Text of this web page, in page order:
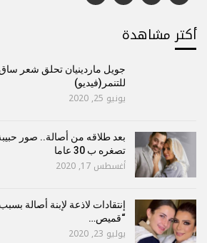
أكتر مشاهدة
جويل ماردينيان تحلق شعر ساق
للتنمر(فيديو)
يونيو 25, 2020
بعد طلاقه من أصالة.. صور
تصغره ب 30 عاما
أغسطس 17, 2020
إنتقادات لاذعة لإبنة أصالة
“قميص…
يوليو 23, 2020